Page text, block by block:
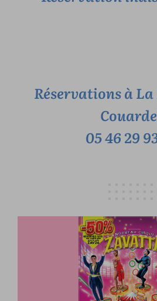
Réservations à
05 46 29